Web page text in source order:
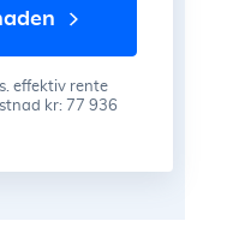
effektiv rente
kr: 77 936